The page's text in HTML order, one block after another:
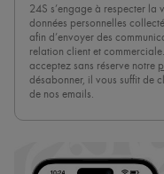
24S s’engage à respecter la
données personnelles
afin d’envoyer des
relation client et
acceptez sans réserve notre
désabonner, il vous suffit de
de nos emails.